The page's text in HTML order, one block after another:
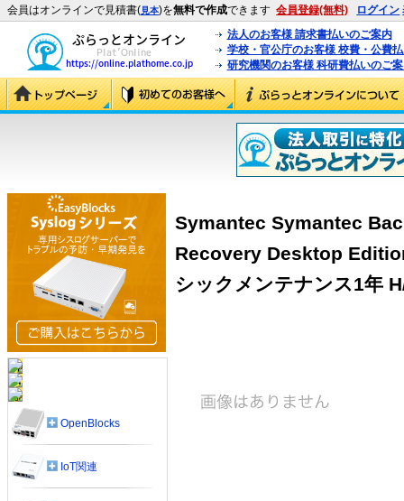
会員はオンラインで見積書(見本)を無料で作成できます 会員登録(無料) ログイン
法人のお客様 請求書払いのご案内
学校・官公庁のお客様 校費・公費
研究機関のお客様 科研費払いのご
Symantec Symantec
Recovery Desktop
シックメンテナンス1年
OpenBlocks
IoT関連